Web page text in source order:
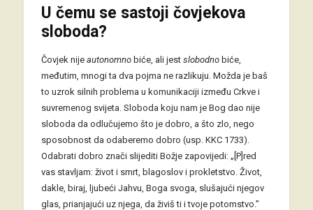
U čemu se sastoji čovjekova
sloboda?
Čovjek nije autonomnobiće, ali jest slobodnobiće,
međutim, mnogi ta dva pojma ne razlikuju. Možda je baš
to uzrok silnih problema u komunikaciji između Crkve i
suvremenog svijeta. Sloboda koju nam je Bog dao nije
sloboda da odlučujemo što je dobro, a što zlo, nego
sposobnost da odaberemo dobro (usp. KKC 1733).
Odabrati dobro znači slijediti Božje zapovijedi: „[P]red
vas stavljam: život i smrt, blagoslov i prokletstvo. Život,
dakle, biraj, ljubeći Jahvu, Boga svoga, slušajući njegov
glas, prianjajući uz njega, da živiš ti i tvoje potomstvo.”